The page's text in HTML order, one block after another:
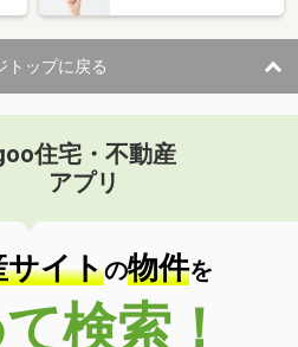
トップに戻る
住宅・不動産
アプリ
サイトの物件を
検索！